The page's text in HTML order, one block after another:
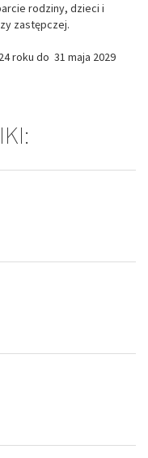
rodziny, dzieci i
zastępczej.
roku do 31 maja 2029